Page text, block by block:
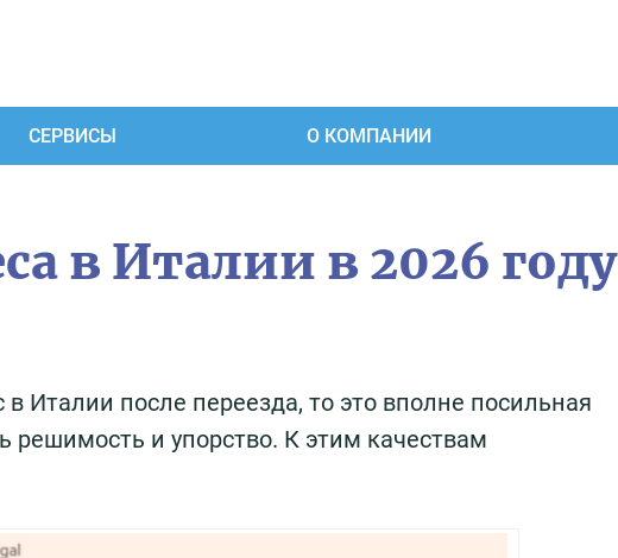
СЕРВИСЫ О КОМПАНИИ
в Италии в 2026 году
Италии после переезда, то это вполне посильная
решимость и упорство. К этим качествам